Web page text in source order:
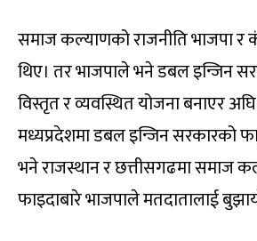
समाज कल्याणको राजनीति भाजपा
थिए। तर भाजपाले भने डबल इन्जिन
विस्तृत र व्यवस्थित योजना बनाएर
मध्यप्रदेशमा डबल इन्जिन सरकारको
भने राजस्थान र छत्तीसगढमा समाज
फाइदाबारे भाजपाले मतदातालाई